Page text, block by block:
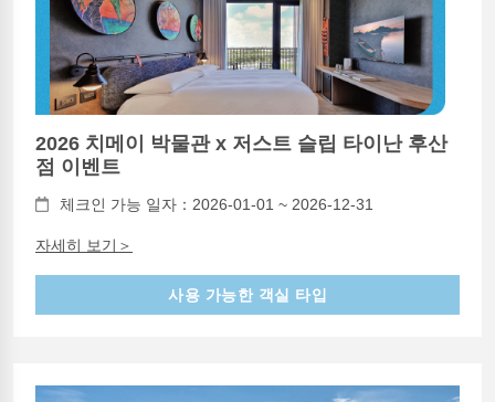
2026 치메이 박물관 x 저스트 슬립 타이난 후산
점 이벤트
체크인 가능 일자：2026-01-01 ~ 2026-12-31
자세히 보기＞
사용 가능한 객실 타입